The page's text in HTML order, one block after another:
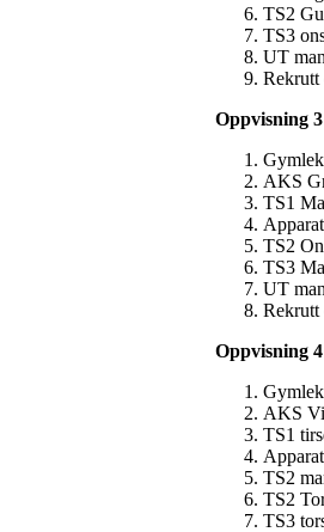
TS2
TS3
UT
Rekrutt
Oppvisning
AKS
TS1
TS2
TS3
UT
Rekrutt
Oppvisning
AKS
TS1
TS2
TS2
TS3